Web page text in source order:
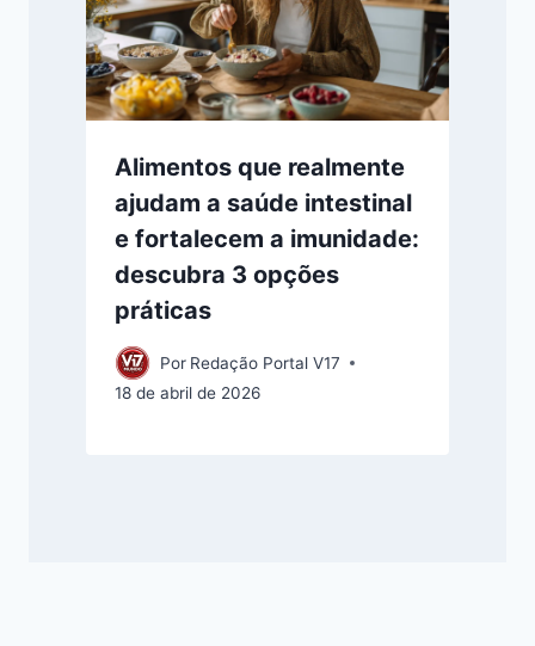
Alimentos que realmente
ajudam a saúde intestinal
e fortalecem a imunidade:
descubra 3 opções
práticas
Por Redação Portal V17
18 de abril de 2026